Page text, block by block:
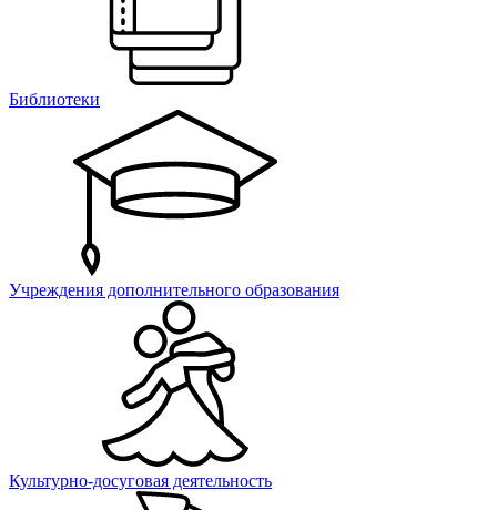
Библиотеки
Учреждения дополнительного образования
Культурно-досуговая деятельность